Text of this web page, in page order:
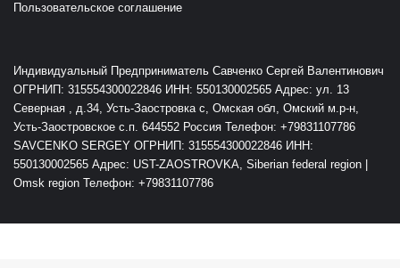
Пользовательское соглашение
Индивидуальный Предприниматель Савченко Сергей Валентинович
ОГРНИП: 315554300022846 ИНН: 550130002565 Адрес: ул. 13
Северная , д.34, Усть-Заостровка с, Омская обл, Омский м.р-н,
Усть-Заостровское с.п. 644552 Россия Телефон: +79831107786
SAVCENKO SERGEY ОГРНИП: 315554300022846 ИНН:
550130002565 Адрес: UST-ZAOSTROVKA, Siberian federal region |
Omsk region Телефон: +79831107786